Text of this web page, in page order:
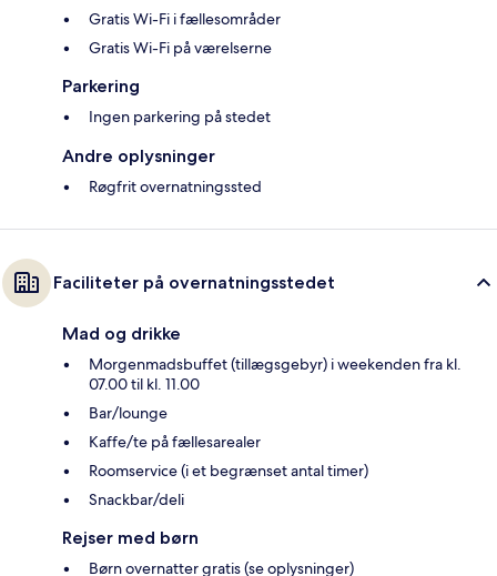
Gratis Wi-Fi i fællesområder
Gratis Wi-Fi på værelserne
Parkering
Ingen parkering på stedet
Andre oplysninger
Røgfrit overnatningssted
Faciliteter på overnatningsstedet
Mad og drikke
Morgenmadsbuffet (tillægsgebyr) i weekenden fra kl.
07.00 til kl. 11.00
Bar/lounge
Kaffe/te på fællesarealer
Roomservice (i et begrænset antal timer)
Snackbar/deli
Rejser med børn
Børn overnatter gratis (se oplysninger)